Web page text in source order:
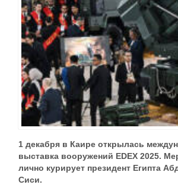
1 декабря в Каире открылась
выставка вооружений EDEX 2025.
лично курирует президент Египта
Сиси.